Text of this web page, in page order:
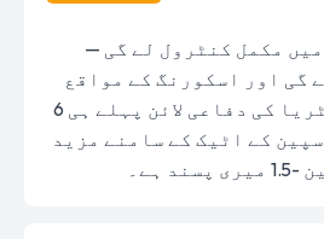
مکمل کنٹرول لے گی —
گی اور اسکورنگ کے مواقع
وہ بنائیں گے۔ آسٹریا کی دفاعی لائن پہلے ہی 6
کے اٹیک کے سامنے مزید
ہے۔